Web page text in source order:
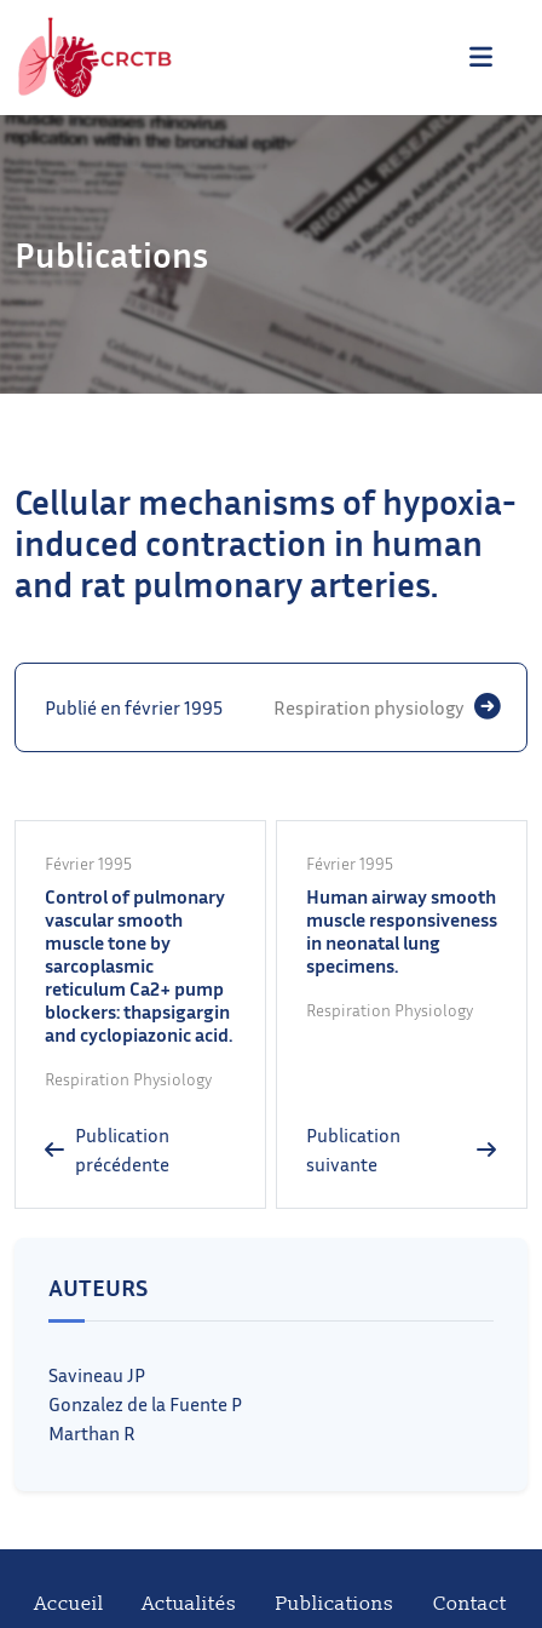
Aller au contenu
Publications
Cellular mechanisms of hypoxia-
induced contraction in human
and rat pulmonary arteries.
Publié en février 1995 Respiration physiology
Février 1995
Control of pulmonary
vascular smooth
muscle tone by
sarcoplasmic
reticulum Ca2+ pump
blockers: thapsigargin
and cyclopiazonic acid.
Respiration Physiology
Publication
précédente
Février 1995
Human airway smooth
muscle responsiveness
in neonatal lung
specimens.
Respiration Physiology
Publication
suivante
AUTEURS
Savineau JP
Gonzalez de la Fuente P
Marthan R
Accueil Actualités Publications Contact